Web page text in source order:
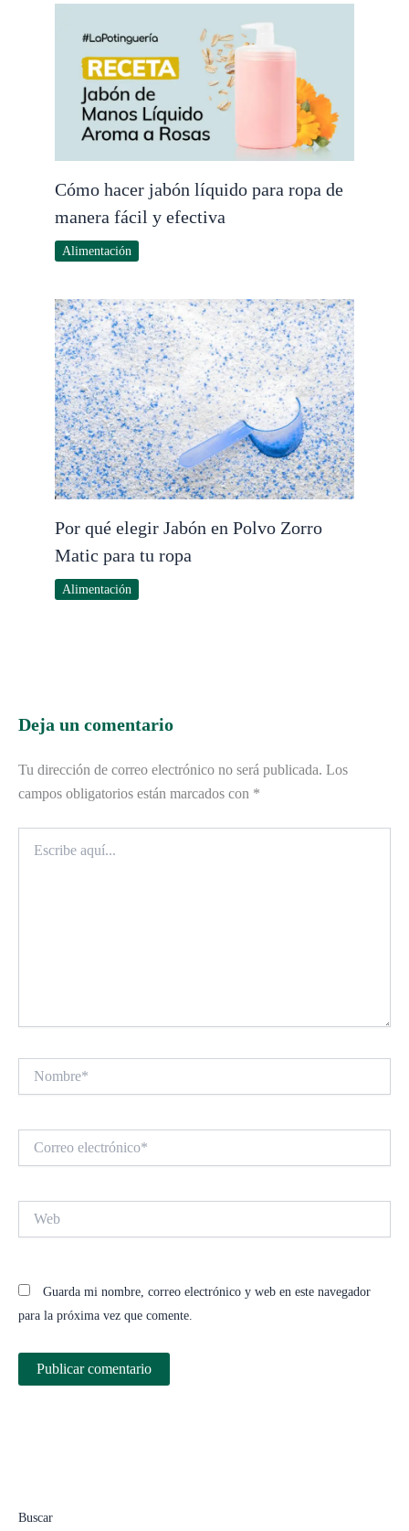
Cómo hacer jabón líquido para ropa de
manera fácil y efectiva
Alimentación
Por qué elegir Jabón en Polvo Zorro
Matic para tu ropa
Alimentación
Deja un comentario
Tu dirección de correo electrónico no será publicada. Los
campos obligatorios están marcados con *
aquí...
electrónico*
Guarda mi nombre, correo electrónico y web en este navegador
para la próxima vez que comente.
Buscar